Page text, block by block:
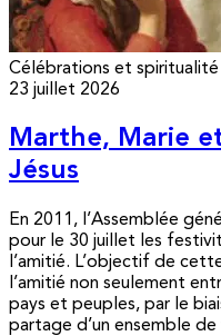
Célébrations et spiritualité
23 juillet 2026
Marthe, Marie
Jésus
En 2011, l’Assemblée
pour le 30 juillet les
l’amitié. L’objectif de
l’amitié non seulement
pays et peuples, par le
partage d’un ensemble